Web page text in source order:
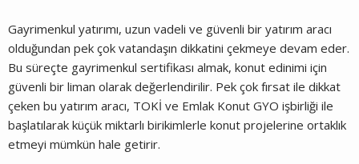
Gayrimenkul yatırımı, uzun vadeli ve güvenli bir yatırım aracı
olduğundan pek çok vatandaşın dikkatini çekmeye devam eder.
Bu süreçte gayrimenkul sertifikası almak, konut edinimi için
güvenli bir liman olarak değerlendirilir. Pek çok fırsat ile dikkat
çeken bu yatırım aracı, TOKİ ve Emlak Konut GYO işbirliği ile
başlatılarak küçük miktarlı birikimlerle konut projelerine ortaklık
etmeyi mümkün hale getirir.